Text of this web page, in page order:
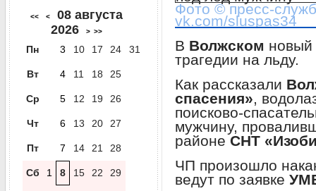
Фото © пресс-
vk.com/sluspas34
В Волжском новый
трагедии на льду.
Как рассказали
спасения»,
поисково-
мужчину,
районе СНТ
ЧП произошло
ведут по заявке
<< <
08 августа
2026
> >>
Пн 3 10 17 24 31
Вт 4 11 18 25
Ср 5 12 19 26
Чт 6 13 20 27
Пт 7 14 21 28
Сб 1 8 15 22 29